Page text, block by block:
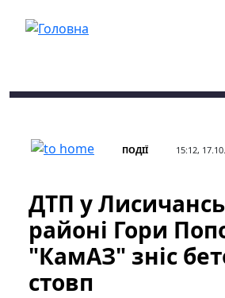
ПОДІЇ 15:12,
ДТП у
районі Гори
"КамАЗ" зніс
стовп